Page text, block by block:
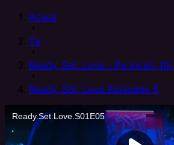
Acasă
arrow_right
TV
arrow_right
Ready, Set, Love - Pe locuri,
arrow_right
Ready, Set, Love Episoade 5